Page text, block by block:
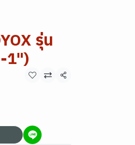
รุ่น
1")
แชร์